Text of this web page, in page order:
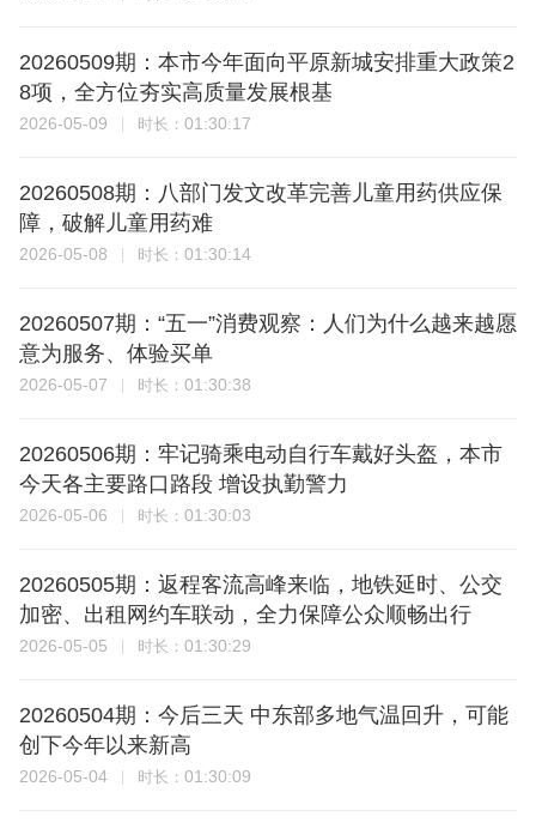
20260509期：本市今年面向平原新城安排重大政策2
8项，全方位夯实高质量发展根基
2026-05-09 时长： 01:30:17
20260508期：八部门发文改革完善儿童用药供应保
障，破解儿童用药难
2026-05-08 时长： 01:30:14
20260507期：“五一”消费观察：人们为什么越来越愿
意为服务、体验买单
2026-05-07 时长： 01:30:38
20260506期：牢记骑乘电动自行车戴好头盔，本市
今天各主要路口路段 增设执勤警力
2026-05-06 时长： 01:30:03
20260505期：返程客流高峰来临，地铁延时、公交
加密、出租网约车联动，全力保障公众顺畅出行
2026-05-05 时长： 01:30:29
20260504期：今后三天 中东部多地气温回升，可能
创下今年以来新高
2026-05-04 时长： 01:30:09